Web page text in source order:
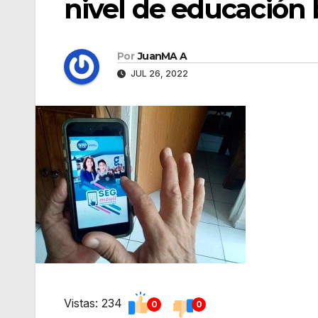
nivel de educación
Por JuanMA A
JUL 26, 2022
Vistas: 234 0 0